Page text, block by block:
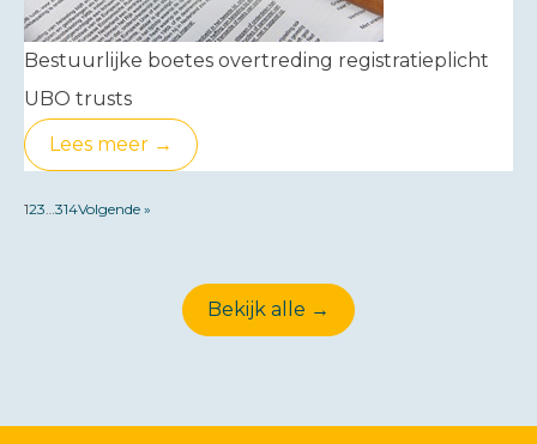
Bestuurlijke boetes overtreding registratieplicht
UBO trusts
Lees meer →
123 314Volgende »
Bekijk alle →